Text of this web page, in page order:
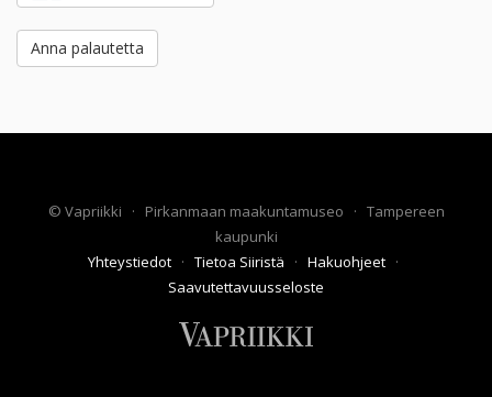
Anna palautetta
© Vapriikki · Pirkanmaan maakuntamuseo · Tampereen
kaupunki
Yhteystiedot · Tietoa Siiristä · Hakuohjeet ·
Saavutettavuusseloste